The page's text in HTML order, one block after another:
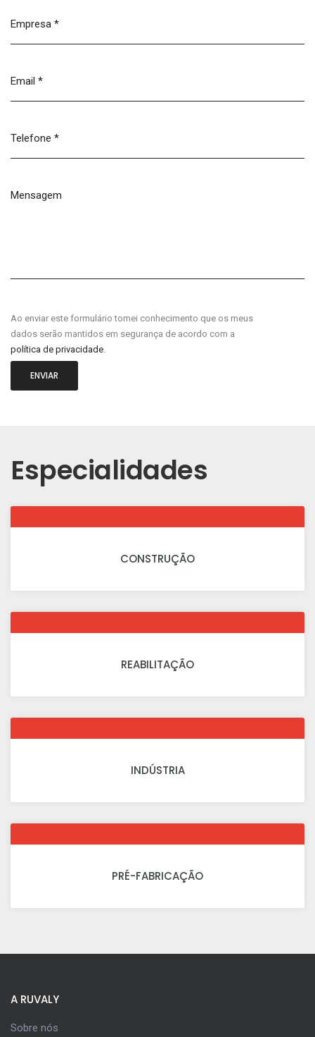
Ao enviar este formulário tomei conhecimento que os meus
dados serão mantidos em segurança de acordo com a
política de privacidade
ENVIAR
Especialidades
CONSTRUÇÃO
REABILITAÇÃO
INDÚSTRIA
PRÉ-FABRICAÇÃO
A RUVALY
Sobre nós